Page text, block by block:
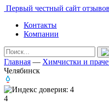
Первый честный сайт отзывов
Контакты
Компании
Главная — Химчистки и
Челябинск
4